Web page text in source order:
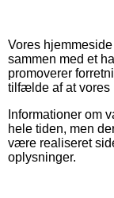
Vores
sammen med et
promoverer
tilfælde af at vores
Informationer om
hele tiden, men
være realiseret
oplysninger.